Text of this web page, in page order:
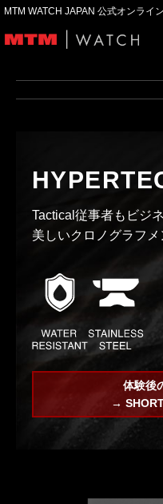
MTM WATCH JAPAN 公式オンライ
Tactical従事者もビジ
美しいクロノグラフ
体験後
→